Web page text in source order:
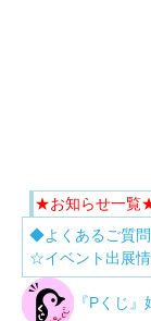
★お知らせ一覧
◆よくあるご質
☆イベント出展
『Pくじ